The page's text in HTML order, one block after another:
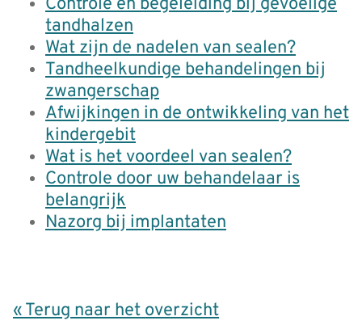
Controle en begeleiding bij gevoelige
tandhalzen
Wat zijn de nadelen van sealen?
Tandheelkundige behandelingen bij
zwangerschap
Afwijkingen in de ontwikkeling van het
kindergebit
Wat is het voordeel van sealen?
Controle door uw behandelaar is
belangrijk
Nazorg bij implantaten
« Terug naar het overzicht